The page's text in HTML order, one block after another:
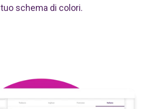
tuo schema di colori.